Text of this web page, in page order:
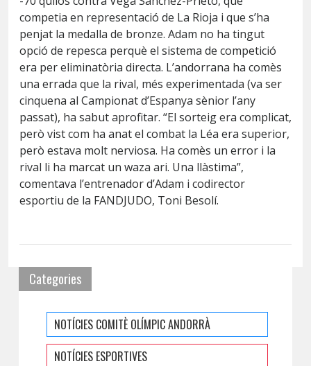
competia en representació de La Rioja i que s’ha
penjat la medalla de bronze. Adam no ha tingut
opció de repesca perquè el sistema de competició
era per eliminatòria directa. L’andorrana ha comès
una errada que la rival, més experimentada (va ser
cinquena al Campionat d’Espanya sènior l’any
passat), ha sabut aprofitar. “El sorteig era complicat,
però vist com ha anat el combat la Léa era superior,
però estava molt nerviosa. Ha comès un error i la
rival li ha marcat un waza ari. Una llàstima”,
comentava l’entrenador d’Adam i codirector
esportiu de la FANDJUDO, Toni Besolí.
Categories
NOTÍCIES COMITÈ OLÍMPIC ANDORRÀ
NOTÍCIES ESPORTIVES